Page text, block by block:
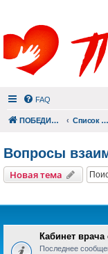
FAQ
ПОБЕДИШЬ.РУ Список форумов
Вопросы
Новая тема
Кабинет
Последнее